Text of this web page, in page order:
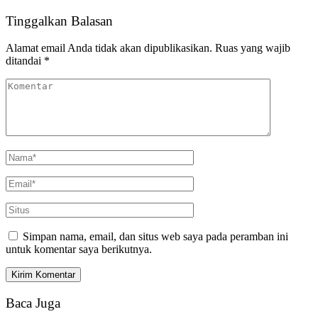
Tinggalkan Balasan
Alamat email Anda tidak akan dipublikasikan. Ruas yang wajib
ditandai *
Simpan nama, email, dan situs web saya pada peramban ini
untuk komentar saya berikutnya.
Baca Juga